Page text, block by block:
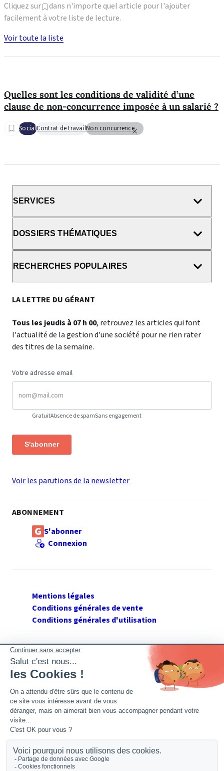
Quelles sont les conditions de validité d’une
clause de non-concurrence imposée à un salarié ?
SocialContrat de travailNon concurrence
Cliquez sur
dans n'importe quel article pour l'ajouter
facilement à votre liste de lecture.
Voir toute la liste
SERVICES
DOSSIERS THÉMATIQUES
RECHERCHES POPULAIRES
LA LETTRE DU GÉRANT
Tous les jeudis à 07 h 00, retrouvez les articles qui font
l'actualité de la gestion d'une société pour ne rien rater
des titres de la semaine.
Votre adresse email
GratuitAbsence de spamSans engagement
S'abonner
Voir les parutions de la newsletter
ABONNEMENT
S'abonner
Connexion
Mentions légales
Conditions générales de vente
Conditions générales d'utilisation
SUIVEZ GERANT DE SARL
Twitter
Facebook